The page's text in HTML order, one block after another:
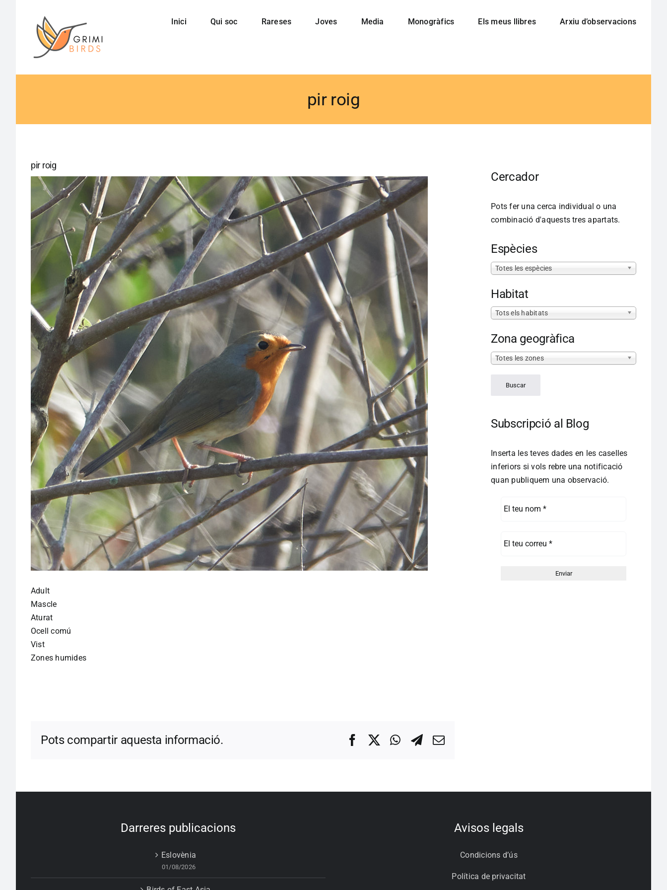
Inici Qui soc Rareses Joves Media Monogràfics Els meus llibres Arxiu d’observacions
pir roig
pir roig
Adult
Mascle
Aturat
Ocell comú
Vist
Zones humides
Pots compartir aquesta informació. FacebookWhatsApp
Telegram
Correo
Cercador
Pots fer una cerca individual o una
combinació d'aquests tres apartats.
Espècies
Totes les espècies
Habitat
Tots els habitats
Zona geogràfica
Totes les zones
Subscripció al Blog
Inserta les teves dades en les caselles
inferiors si vols rebre una notificació
quan publiquem una observació.
Darreres publicacions
Eslovènia
01/08/2026
Avisos legals
Condicions d’ús
Política de privacitat